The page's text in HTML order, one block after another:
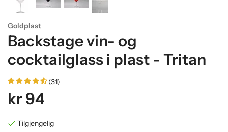
Goldplast
Backstage vin- og
cocktailglass i plast - Tritan
(31)
kr 94
Tilgjengelig